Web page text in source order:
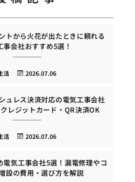
トから火花が出たときに頼れる
事会社おすすめ5選！
2026.07.06
活
ュレス決済対応の電気工事会社
レジットカード・QR決済OK
2026.07.06
活
電気工事会社5選！漏電修理やコ
設の費用・選び方を解説